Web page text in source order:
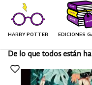
HARRY POTTER EDICIONES
De lo que todos están